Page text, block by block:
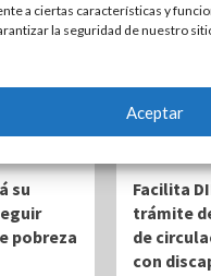
a ciertas características y
la seguridad de nuestro
Aceptar
su
pobreza
ESTATAL
Facilita
trámite
de
con